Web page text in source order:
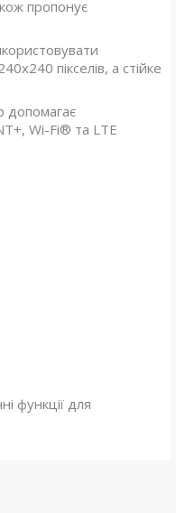
пропонує
пікселів, а стійке
допомагає
Wi-Fi® та LTE
функції для